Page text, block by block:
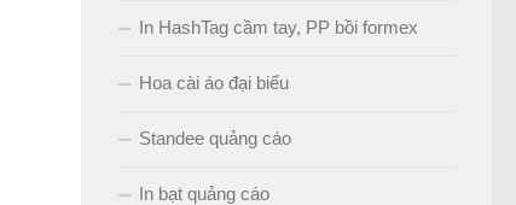
In HashTag cầm tay, PP bồi formex
Hoa cài áo đại biểu
Standee quảng cáo
In bạt quảng cáo